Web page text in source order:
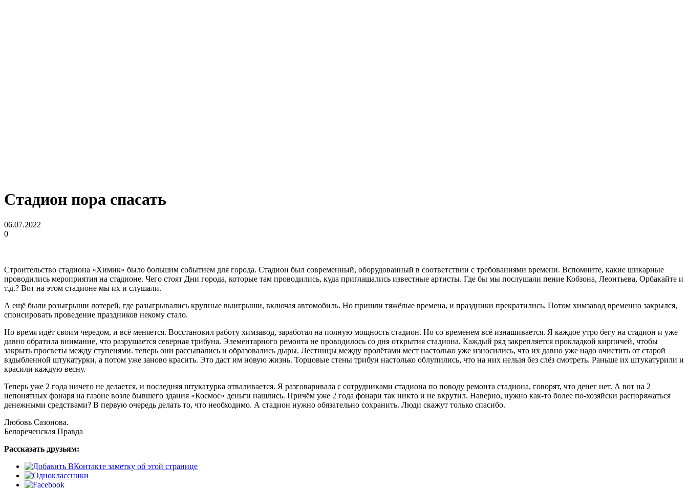
Стадион пора спасать
06.07.2022
0
Строительство стадиона «Химик» было большим событием для города. Стадион был современный, оборудованный в соответствии с требованиями времени. Вспомните, какие шикарные
проводились мероприятия на стадионе. Чего стоят Дни города, которые там проводились, куда приглашались известные артисты. Где бы мы послушали пение Кобзона, Леонтьева, Орбакайте и
т.д.? Вот на этом стадионе мы их и слушали.
А ещё были розыгрыши лотерей, где разыгрывались крупные выигрыши, включая автомобиль. Но пришли тяжёлые времена, и праздники прекратились. Потом химзавод временно закрылся,
спонсировать проведение праздников некому стало.
Но время идёт своим чередом, и всё меняется. Восстановил работу химзавод, заработал на полную мощность стадион. Но со временем всё изнашивается. Я каждое утро бегу на стадион и уже
давно обратила внимание, что разрушается северная трибуна. Элементарного ремонта не проводилось со дня открытия стадиона. Каждый ряд закрепляется прокладкой кирпичей, чтобы
закрыть просветы между ступенями. теперь они рассыпались и образовались дыры. Лестницы между пролётами мест настолько уже износились, что их давно уже надо очистить от старой
вздыбленной штукатурки, а потом уже заново красить. Это даст им новую жизнь. Торцовые стены трибун настолько облупились, что на них нельзя без слёз смотреть. Раньше их штукатурили и
красили каждую весну.
Теперь уже 2 года ничего не делается, и последняя штукатурка отваливается. Я разговаривала с сотрудниками стадиона по поводу ремонта стадиона, говорят, что денег нет. А вот на 2
непонятных фонаря на газоне возле бывшего здания «Космос» деньги нашлись. Причём уже 2 года фонари так никто и не вкрутил. Наверно, нужно как-то более по-хозяйски распоряжаться
денежными средствами? В первую очередь делать то, что необходимо. А стадион нужно обязательно сохранить. Люди скажут только спасибо.
Любовь Сазонова.
Белореченская Правда
Рассказать друзьям: